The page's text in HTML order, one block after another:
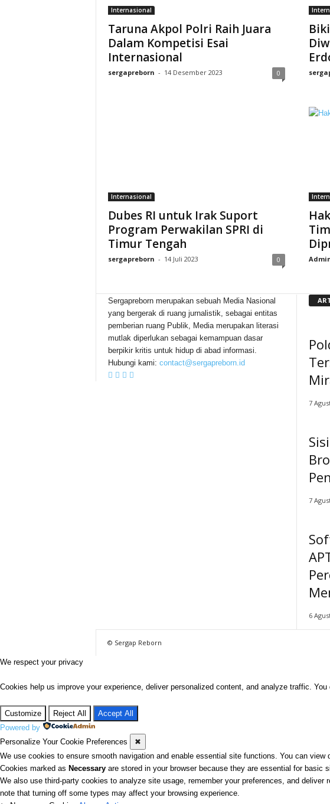
Internasional
Taruna Akpol Polri Raih Juara
Dalam Kompetisi Esai
Internasional
sergapreborn - 14 Desember 2023 0
Internasional
Dubes RI untuk Irak Suport
Program Perwakilan SPRI di
Timur Tengah
sergapreborn - 14 Juli 2023 0
Sergapreborn merupakan sebuah Media Nasional
yang bergerak di ruang jurnalistik, sebagai entitas
pemberian ruang Publik, Media merupakan literasi
mutlak diperlukan sebagai kemampuan dasar
berpikir kritis untuk hidup di abad informasi.
Hubungi kami: contact@sergapreborn.id
7
7
6
© Sergap Reborn
We respect your privacy
Cookies help us improve your experience, deliver personalized content, and analyze traffic.
Customize Reject All
Accept All
Powered by
Personalize Your Cookie Preferences
✖
We use cookies to ensure smooth navigation and enable essential site functions. You can view
Cookies marked as Necessary are stored in your browser because they are essential for basic
We also use third-party cookies to analyze site usage, remember your preferences, and
note that turning off some types may affect your browsing experience.